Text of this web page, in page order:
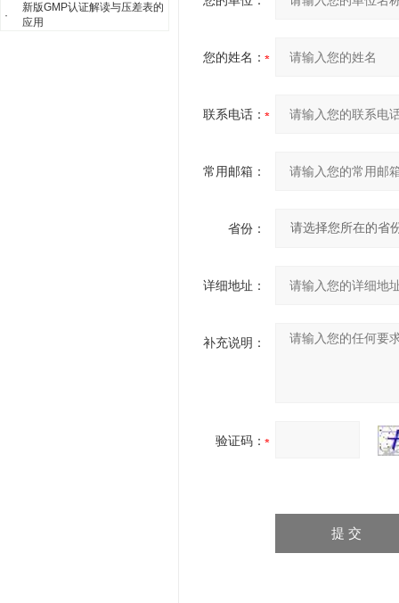
·
新版GMP认证解读与压差表的
应用
您的姓名：
联系电话：
常用邮箱：
省份：
详细地址：
补充说明：
验证码：